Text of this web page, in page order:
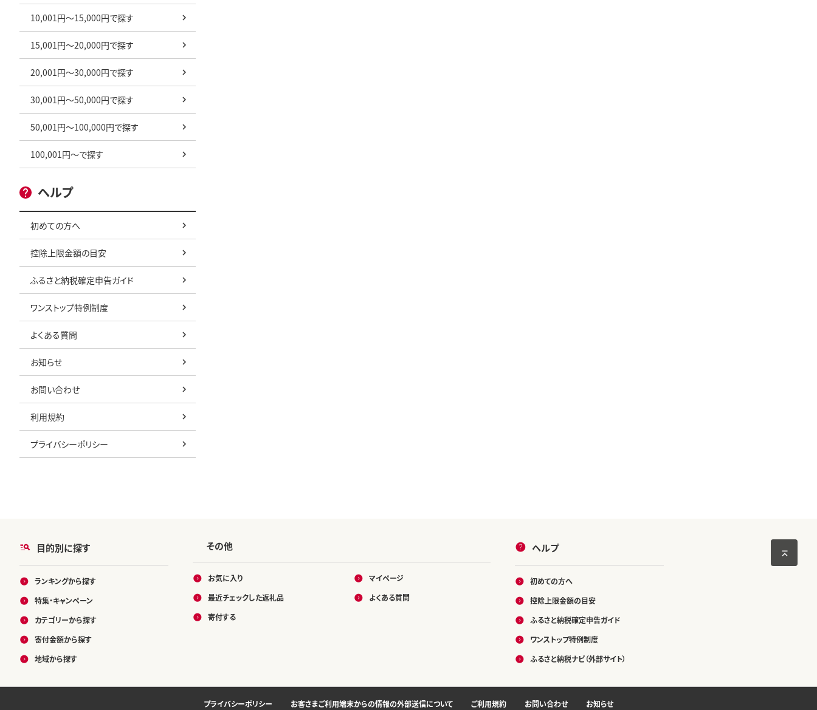
10,001円～15,000円で探す
15,001円～20,000円で探す
20,001円～30,000円で探す
30,001円～50,000円で探す
50,001円～100,000円で探す
100,001円～で探す
ヘルプ
初めての方へ
控除上限金額の目安
ふるさと納税確定申告ガイド
ワンストップ特例制度
よくある質問
お知らせ
お問い合わせ
利用規約
プライバシーポリシー
目的別に探す
ランキングから探す
特集・キャンペーン
カテゴリーから探す
寄付金額から探す
地域から探す
その他
お気に入り
最近チェックした返礼品
寄付する
マイページ
よくある質問
ヘルプ
初めての方へ
控除上限金額の目安
ふるさと納税確定申告ガイド
ワンストップ特例制度
ふるさと納税ナビ（外部サイト）
プライバシーポリシー お客さまご利用端末からの情報の外部送信について ご利用規約 お問い合わせ お知らせ